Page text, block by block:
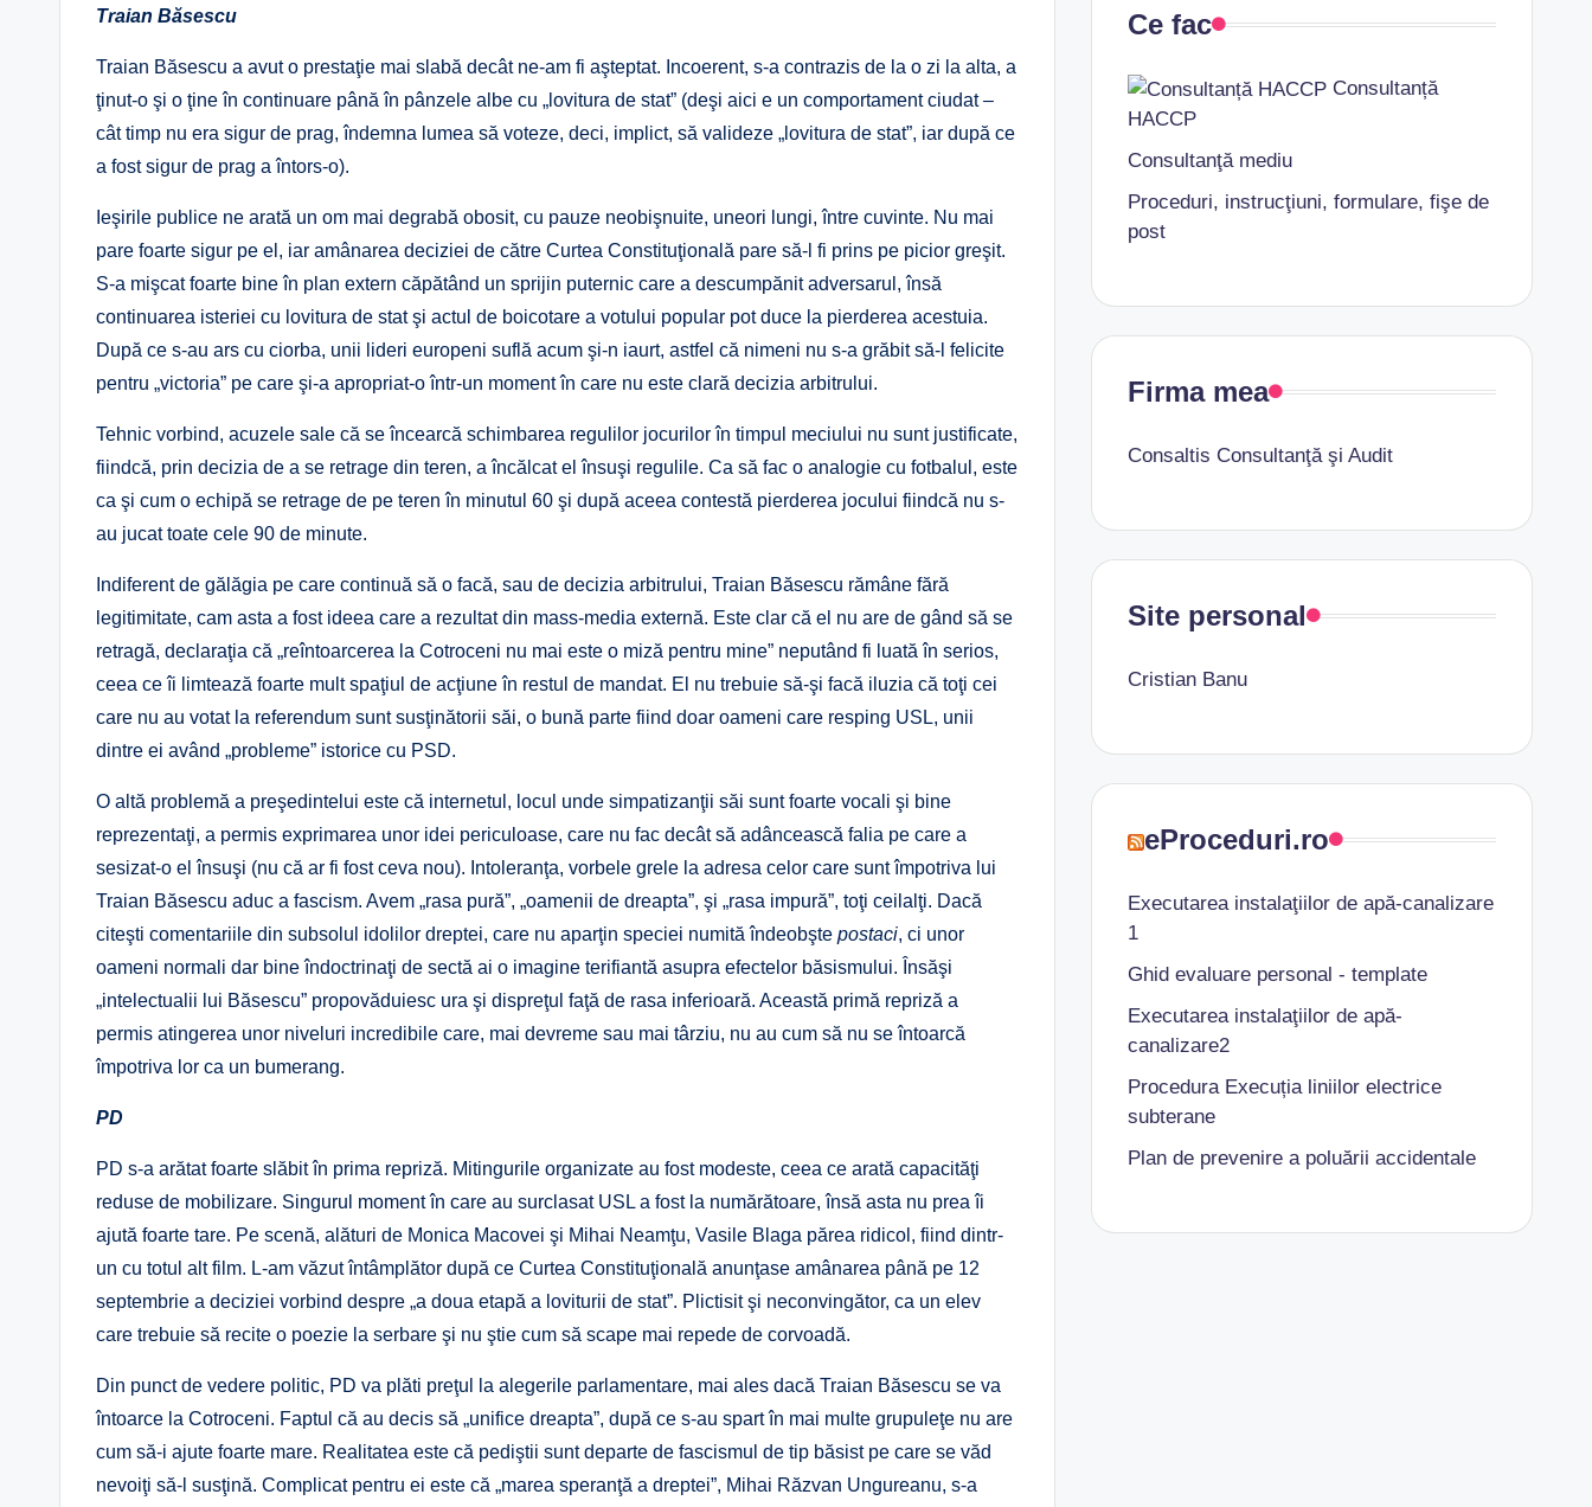
Traian Băsescu
Traian Băsescu a avut o prestaţie mai slabă decât ne-am fi aşteptat. Incoerent, s-a contrazis de la o zi la alta, a
ţinut-o şi o ţine în continuare până în pânzele albe cu „lovitura de stat” (deşi aici e un comportament ciudat –
cât timp nu era sigur de prag, îndemna lumea să voteze, deci, implict, să valideze „lovitura de stat”, iar după ce
a fost sigur de prag a întors-o).
Ieşirile publice ne arată un om mai degrabă obosit, cu pauze neobişnuite, uneori lungi, între cuvinte. Nu mai
pare foarte sigur pe el, iar amânarea deciziei de către Curtea Constituţională pare să-l fi prins pe picior greşit.
S-a mişcat foarte bine în plan extern căpătând un sprijin puternic care a descumpănit adversarul, însă
continuarea isteriei cu lovitura de stat şi actul de boicotare a votului popular pot duce la pierderea acestuia.
După ce s-au ars cu ciorba, unii lideri europeni suflă acum şi-n iaurt, astfel că nimeni nu s-a grăbit să-l felicite
pentru „victoria” pe care şi-a apropriat-o într-un moment în care nu este clară decizia arbitrului.
Tehnic vorbind, acuzele sale că se încearcă schimbarea regulilor jocurilor în timpul meciului nu sunt justificate,
fiindcă, prin decizia de a se retrage din teren, a încălcat el însuşi regulile. Ca să fac o analogie cu fotbalul, este
ca şi cum o echipă se retrage de pe teren în minutul 60 şi după aceea contestă pierderea jocului fiindcă nu s-
au jucat toate cele 90 de minute.
Indiferent de gălăgia pe care continuă să o facă, sau de decizia arbitrului, Traian Băsescu rămâne fără
legitimitate, cam asta a fost ideea care a rezultat din mass-media externă. Este clar că el nu are de gând să se
retragă, declaraţia că „reîntoarcerea la Cotroceni nu mai este o miză pentru mine” neputând fi luată în serios,
ceea ce îi limtează foarte mult spaţiul de acţiune în restul de mandat. El nu trebuie să-şi facă iluzia că toţi cei
care nu au votat la referendum sunt susţinătorii săi, o bună parte fiind doar oameni care resping USL, unii
dintre ei având „probleme” istorice cu PSD.
O altă problemă a preşedintelui este că internetul, locul unde simpatizanţii săi sunt foarte vocali şi bine
reprezentaţi, a permis exprimarea unor idei periculoase, care nu fac decât să adâncească falia pe care a
sesizat-o el însuşi (nu că ar fi fost ceva nou). Intoleranţa, vorbele grele la adresa celor care sunt împotriva lui
Traian Băsescu aduc a fascism. Avem „rasa pură”, „oamenii de dreapta”, şi „rasa impură”, toţi ceilalţi. Dacă
citeşti comentariile din subsolul idolilor dreptei, care nu aparţin speciei numită îndeobşte postaci, ci unor
oameni normali dar bine îndoctrinaţi de sectă ai o imagine terifiantă asupra efectelor băsismului. Însăşi
„intelectualii lui Băsescu” propovăduiesc ura şi dispreţul faţă de rasa inferioară. Această primă repriză a
permis atingerea unor niveluri incredibile care, mai devreme sau mai târziu, nu au cum să nu se întoarcă
împotriva lor ca un bumerang.
PD
PD s-a arătat foarte slăbit în prima repriză. Mitingurile organizate au fost modeste, ceea ce arată capacităţi
reduse de mobilizare. Singurul moment în care au surclasat USL a fost la numărătoare, însă asta nu prea îi
ajută foarte tare. Pe scenă, alături de Monica Macovei şi Mihai Neamţu, Vasile Blaga părea ridicol, fiind dintr-
un cu totul alt film. L-am văzut întâmplător după ce Curtea Constituţională anunţase amânarea până pe 12
septembrie a deciziei vorbind despre „a doua etapă a loviturii de stat”. Plictisit şi neconvingător, ca un elev
care trebuie să recite o poezie la serbare şi nu ştie cum să scape mai repede de corvoadă.
Din punct de vedere politic, PD va plăti preţul la alegerile parlamentare, mai ales dacă Traian Băsescu se va
întoarce la Cotroceni. Faptul că au decis să „unifice dreapta”, după ce s-au spart în mai multe grupuleţe nu are
cum să-i ajute foarte mare. Realitatea este că pediştii sunt departe de fascismul de tip băsist pe care se văd
nevoiţi să-l susţină. Complicat pentru ei este că „marea speranţă a dreptei”, Mihai Răzvan Ungureanu, s-a
Ce fac
Consultanță
HACCP
Consultanţă mediu
Proceduri, instrucţiuni, formulare, fişe de
post
Firma mea
Consaltis Consultanţă şi Audit
Site personal
Cristian Banu
eProceduri.ro
Executarea instalaţiilor de apă-canalizare
1
Ghid evaluare personal - template
Executarea instalaţiilor de apă-
canalizare2
Procedura Execuția liniilor electrice
subterane
Plan de prevenire a poluării accidentale